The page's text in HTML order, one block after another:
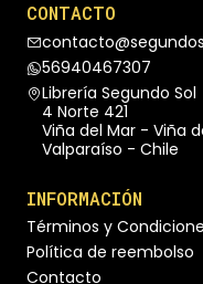
CONTACTO
56940467307
Librería Segundo Sol
4 Norte 421
Viña del Mar - Viña
Valparaíso - Chile
INFORMACIÓN
Términos y
Política de reembolso
Contacto